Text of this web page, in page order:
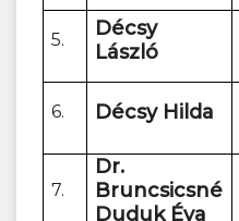
5.
Décsy
László
6. Décsy Hilda
7.
Dr.
Bruncsicsné
Duduk Éva